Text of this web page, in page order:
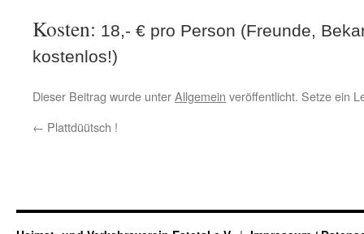
Kosten: 18,- € pro Person (Freunde,
kostenlos!)
Dieser Beitrag wurde unterAllgemein veröffentlicht. Setze ein
← Plattdüütsch !